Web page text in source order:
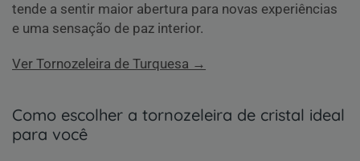
tende a sentir maior abertura para novas experiências
e uma sensação de paz interior.
Ver Tornozeleira de Turquesa →
Como escolher a tornozeleira de cristal ideal
para você